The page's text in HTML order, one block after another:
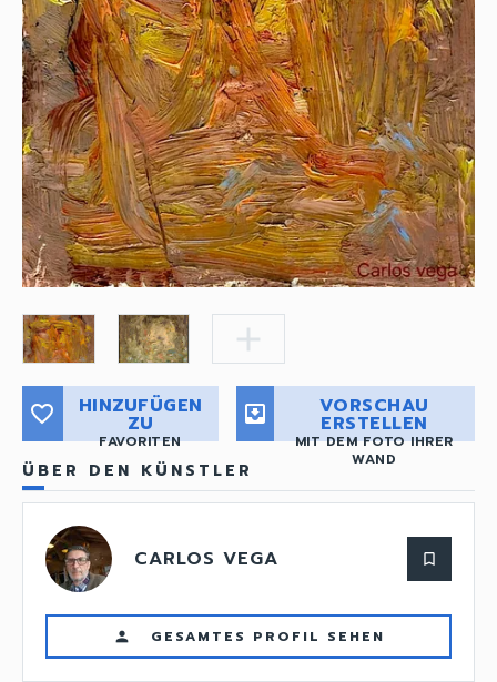
add
favorite_border HINZUFÜGEN
ZU
FAVORITEN
move_to_inbox VORSCHAU
ERSTELLEN
MIT DEM FOTO IHRER
WAND
ÜBER DEN KÜNSTLER
CARLOS VEGA bookmark_border
person GESAMTES PROFIL SEHEN